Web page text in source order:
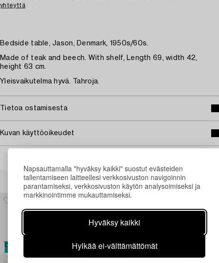
Napsauttamalla "hyväksy kaikki" suostut evästeiden
tallentamiseen laitteellesi verkkosivuston navigoinnin
parantamiseksi, verkkosivuston käytön analysoimiseksi ja
markkinointimme mukauttamiseksi.
Hyväksy kaikki
Hylkää ei-välttämättömät
yhteyttä
Bedside table, Jason, Denmark, 1950s/60s.
Made of teak and beech. With shelf, Length 69, width 42,
height 63 cm.
Yleisvaikutelma hyvä. Tahroja.
Tietoa ostamisesta
Kuvan käyttöoikeudet
Muiden katsomia kohteita